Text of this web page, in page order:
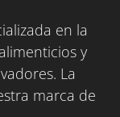
en la
y
La
marca de